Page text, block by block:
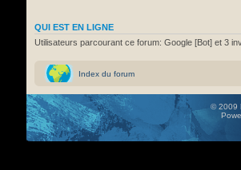
QUI EST EN LIGNE
Utilisateurs parcourant ce forum: Google [Bot] et 3
Index du forum
© 2009